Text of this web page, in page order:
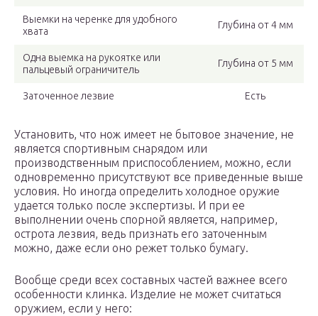
Выемки на черенке для удобного
хвата
Глубина от 4 мм
Одна выемка на рукоятке или
пальцевый ограничитель
Глубина от 5 мм
Заточенное лезвие Есть
Установить, что нож имеет не бытовое значение, не
является спортивным снарядом или
производственным приспособлением, можно, если
одновременно присутствуют все приведенные выше
условия. Но иногда определить холодное оружие
удается только после экспертизы. И при ее
выполнении очень спорной является, например,
острота лезвия, ведь признать его заточенным
можно, даже если оно режет только бумагу.
Вообще среди всех составных частей важнее всего
особенности клинка. Изделие не может считаться
оружием, если у него: